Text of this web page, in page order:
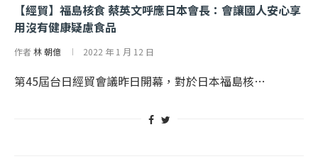
【經貿】福島核食 蔡英文呼應日本會長：會讓國人安心享
用沒有健康疑慮食品
作者林 朝億 2022 年 1 月 12 日
第45屆台日經貿會議昨日開幕，對於日本福島核…